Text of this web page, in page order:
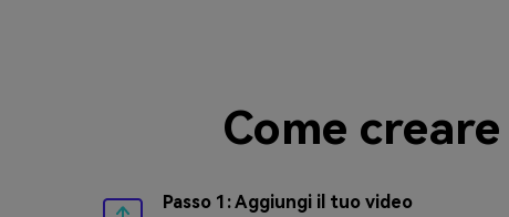
Come
Passo 1: Aggiungi il tuo video